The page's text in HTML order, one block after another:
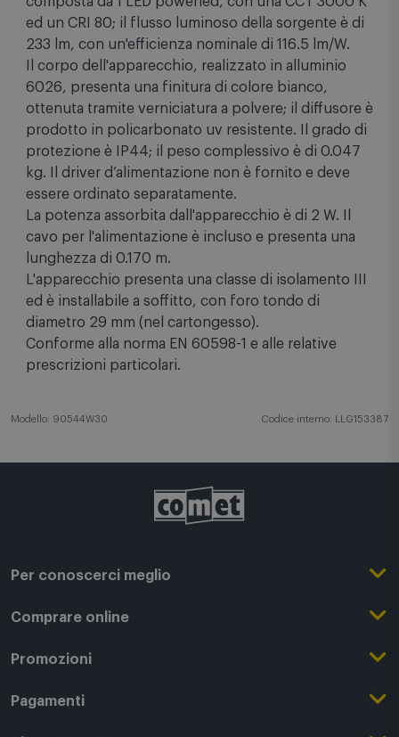
ed un CRI 80; il flusso luminoso della sorgente è di
233 lm, con un'efficienza nominale di 116.5 lm/W.
Il corpo dell'apparecchio, realizzato in alluminio
6026, presenta una finitura di colore bianco,
ottenuta tramite verniciatura a polvere; il diffusore è
prodotto in policarbonato uv resistente. Il grado di
protezione è IP44; il peso complessivo è di 0.047
kg. Il driver d’alimentazione non è fornito e deve
essere ordinato separatamente.
La potenza assorbita dall'apparecchio è di 2 W. Il
cavo per l'alimentazione è incluso e presenta una
lunghezza di 0.170 m.
L'apparecchio presenta una classe di isolamento III
ed è installabile a soffitto, con foro tondo di
diametro 29 mm (nel cartongesso).
Conforme alla norma EN 60598-1 e alle relative
prescrizioni particolari.
Modello: 90544W30 Codice interno: LLG153387
Per conoscerci meglio
Il Gruppo Comet
Punti di forza
Comprare online
Registrati su Comet
Acquista Online
Promozioni
Outlet
Pagamenti